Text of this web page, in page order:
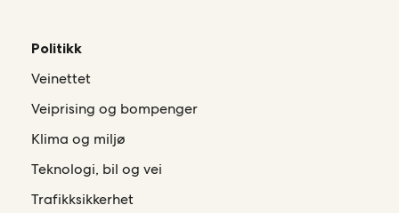
Politikk
Veinettet
Veiprising og bompenger
Klima og miljø
Teknologi, bil og vei
Trafikksikkerhet